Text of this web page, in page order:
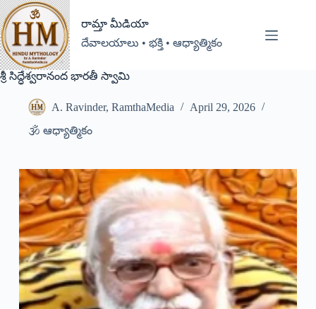
రామ్తా మీడియా
దేవాలయాలు • భక్తి • ఆధ్యాత్మికం
శ్రీ సిద్ధేశ్వరానంద భారతీ స్వామి
A. Ravinder, RamthaMedia
April 29, 2026
🕉️ ఆధ్యాత్మికం